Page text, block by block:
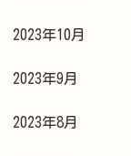
2023年10月
2023年9月
2023年8月